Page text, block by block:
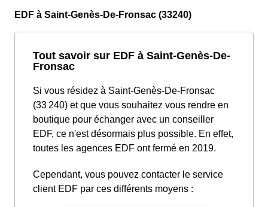
EDF à Saint-Genès-De-Fronsac (33240)
Tout savoir sur EDF à Saint-Genès-De-
Fronsac
Si vous résidez à Saint-Genès-De-Fronsac
(33 240) et que vous souhaitez vous rendre en
boutique pour échanger avec un conseiller
EDF, ce n'est désormais plus possible. En effet,
toutes les agences EDF ont fermé en 2019.
Cependant, vous pouvez contacter le service
client EDF par ces différents moyens :